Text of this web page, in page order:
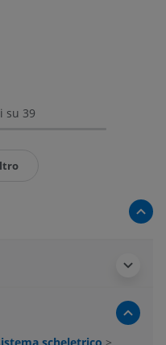
su 39